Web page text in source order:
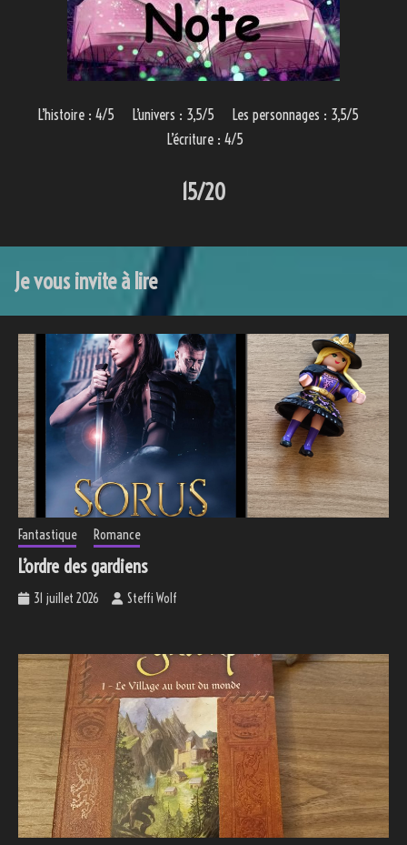
L’histoire : 4/5 L’univers : 3,5/5 Les personnages : 3,5/5
L’écriture : 4/5
15/20
Je vous invite à lire
Fantastique Romance
L’ordre des gardiens
31 juillet 2026 Steffi Wolf